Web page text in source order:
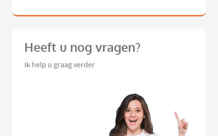
Heeft u nog vragen?
Ik help u graag verder